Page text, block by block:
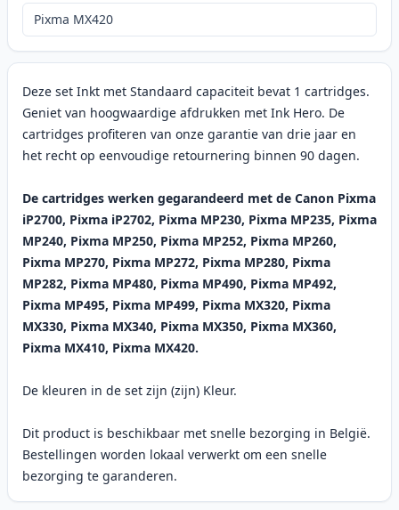
Deze set Inkt met Standaard capaciteit bevat 1 cartridges.
Geniet van hoogwaardige afdrukken met Ink Hero. De
cartridges profiteren van onze garantie van drie jaar en
het recht op eenvoudige retournering binnen 90 dagen.
De cartridges werken gegarandeerd met de Canon Pixma
iP2700, Pixma iP2702, Pixma MP230, Pixma MP235, Pixma
MP240, Pixma MP250, Pixma MP252, Pixma MP260,
Pixma MP270, Pixma MP272, Pixma MP280, Pixma
MP282, Pixma MP480, Pixma MP490, Pixma MP492,
Pixma MP495, Pixma MP499, Pixma MX320, Pixma
MX330, Pixma MX340, Pixma MX350, Pixma MX360,
Pixma MX410, Pixma MX420.
De kleuren in de set zijn (zijn) Kleur.
Dit product is beschikbaar met snelle bezorging in België.
Bestellingen worden lokaal verwerkt om een snelle
bezorging te garanderen.
Pixma MX420